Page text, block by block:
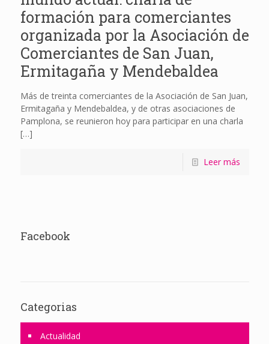
formación para comerciantes
organizada por la Asociación de
Comerciantes de San Juan,
Ermitagaña y Mendebaldea
Más de treinta comerciantes de la Asociación de San Juan,
Ermitagaña y Mendebaldea, y de otras asociaciones de
Pamplona, se reunieron hoy para participar en una charla
[…]
Leer más
Facebook
Categorias
Actualidad